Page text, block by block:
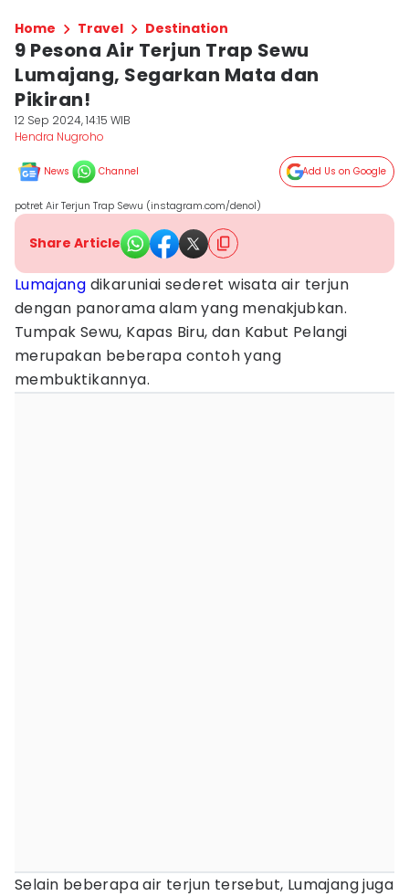
Home Travel Destination
9 Pesona Air Terjun Trap Sewu
Lumajang, Segarkan Mata dan
Pikiran!
12 Sep 2024, 14:15 WIB
Hendra Nugroho
News Channel Add Us on Google
potret Air Terjun Trap Sewu (instagram.com/denol)
Share Article
Lumajang dikaruniai sederet wisata air terjun
dengan panorama alam yang menakjubkan.
Tumpak Sewu, Kapas Biru, dan Kabut Pelangi
merupakan beberapa contoh yang
membuktikannya.
Selain beberapa air terjun tersebut, Lumajang juga